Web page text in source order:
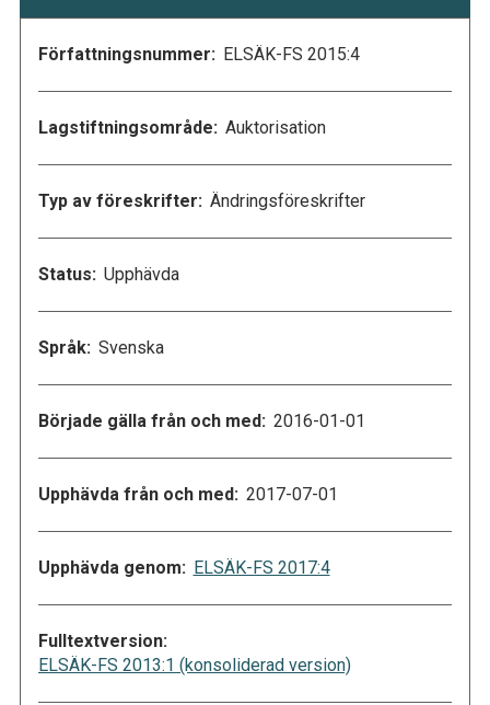
Författningsnummer: ELSÄK-FS 2015:4
Lagstiftningsområde: Auktorisation
Typ av föreskrifter: Ändringsföreskrifter
Status: Upphävda
Språk: Svenska
Började gälla från och med: 2016-01-01
Upphävda från och med: 2017-07-01
Upphävda genom: ELSÄK-FS 2017:4
Fulltextversion:
ELSÄK-FS 2013:1 (konsoliderad version)